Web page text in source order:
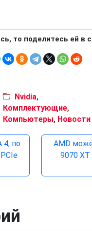
то поделитесь ей в
Nvidia,
Комплектующие,
Компьютеры, Новости
4, по
AMD
9070 XT